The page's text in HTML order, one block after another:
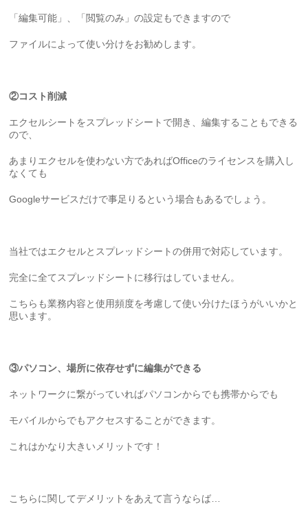
「編集可能」、「閲覧のみ」の設定もできますので
ファイルによって使い分けをお勧めします。
②コスト削減
エクセルシートをスプレッドシートで開き、編集することもできる
ので、
あまりエクセルを使わない方であればOfficeのライセンスを購入し
なくても
Googleサービスだけで事足りるという場合もあるでしょう。
当社ではエクセルとスプレッドシートの併用で対応しています。
完全に全てスプレッドシートに移行はしていません。
こちらも業務内容と使用頻度を考慮して使い分けたほうがいいかと
思います。
③パソコン、場所に依存せずに編集ができる
ネットワークに繋がっていればパソコンからでも携帯からでも
モバイルからでもアクセスすることができます。
これはかなり大きいメリットです！
こちらに関してデメリットをあえて言うならば…